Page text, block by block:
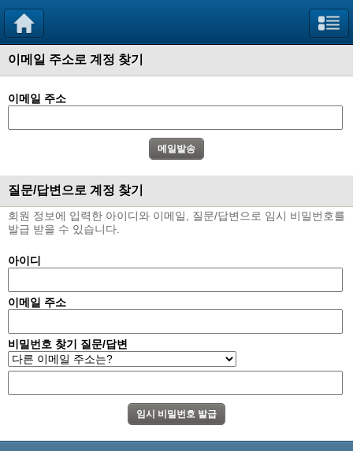
이메일 주소로 계정 찾기
이메일 주소
질문/답변으로 계정 찾기
회원 정보에 입력한 아이디와 이메일, 질문/답변으로 임시 비밀번호를
발급 받을 수 있습니다.
아이디
이메일 주소
비밀번호 찾기 질문/답변